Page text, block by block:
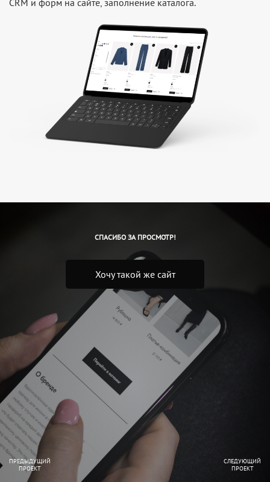
CRM и форм на сайте, заполнение каталога.
СПАСИБО ЗА ПРОСМОТР!
Хочу такой же сайт
ПРЕДЫДУЩИЙ
ПРОЕКТ
СЛЕДУЮЩИЙ
ПРОЕКТ